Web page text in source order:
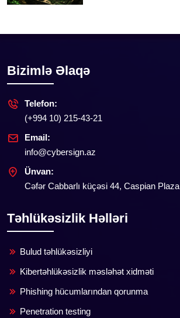
Bizimlə Əlaqə
Telefon:
(+994 10) 215-43-21
Email:
info@cybersign.az
Ünvan:
Cəfər Cabbarlı küçəsi 44, Caspian Plaza
Təhlükəsizlik Həlləri
Bulud təhlükəsizliyi
Kibertəhlükəsizlik məsləhət xidməti
Phishing hücumlarından qorunma
Penetration testing